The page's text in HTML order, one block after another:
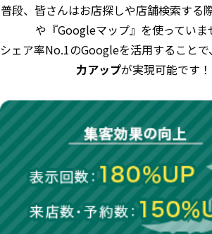
普段、皆さんはお店探しや店舗検索する
や『Googleマップ』を使っていま
シェア率No.1のGoogleを活用することで、
力アップが実現可能です！